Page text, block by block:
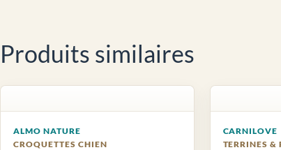
Produits similaires
ALMO NATURE
CROQUETTES CHIEN
CARNILOVE
TERRINES &